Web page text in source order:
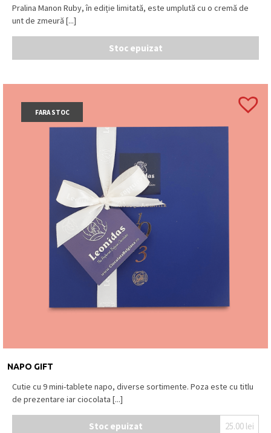
Pralina Manon Ruby, în ediție limitată, este umplută cu o cremă de
unt de zmeură [...]
Stoc epuizat
FARA STOC
NAPO GIFT
Cutie cu 9 mini-tablete napo, diverse sortimente. Poza este cu titlu
de prezentare iar ciocolata [...]
Stoc epuizat 25.00 lei